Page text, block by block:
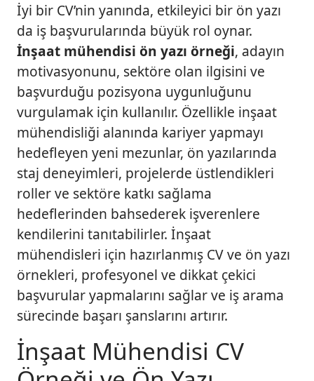
İyi bir CV’nin yanında, etkileyici bir ön yazı
da iş başvurularında büyük rol oynar.
İnşaat mühendisi ön yazı örneği, adayın
motivasyonunu, sektöre olan ilgisini ve
başvurduğu pozisyona uygunluğunu
vurgulamak için kullanılır. Özellikle inşaat
mühendisliği alanında kariyer yapmayı
hedefleyen yeni mezunlar, ön yazılarında
staj deneyimleri, projelerde üstlendikleri
roller ve sektöre katkı sağlama
hedeflerinden bahsederek işverenlere
kendilerini tanıtabilirler. İnşaat
mühendisleri için hazırlanmış CV ve ön yazı
örnekleri, profesyonel ve dikkat çekici
başvurular yapmalarını sağlar ve iş arama
sürecinde başarı şanslarını artırır.
İnşaat Mühendisi CV